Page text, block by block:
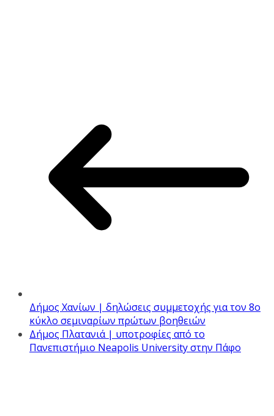
Δήμος Χανίων | δηλώσεις συμμετοχής για τον 8ο
κύκλο σεμιναρίων πρώτων βοηθειών
Δήμος Πλατανιά | υποτροφίες από το
Πανεπιστήμιο Neapolis University στην Πάφο